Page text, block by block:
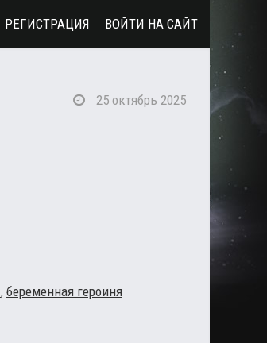
25 октябрь 2025
, беременная героиня
РЕГИСТРАЦИЯ ВОЙТИ НА САЙТ